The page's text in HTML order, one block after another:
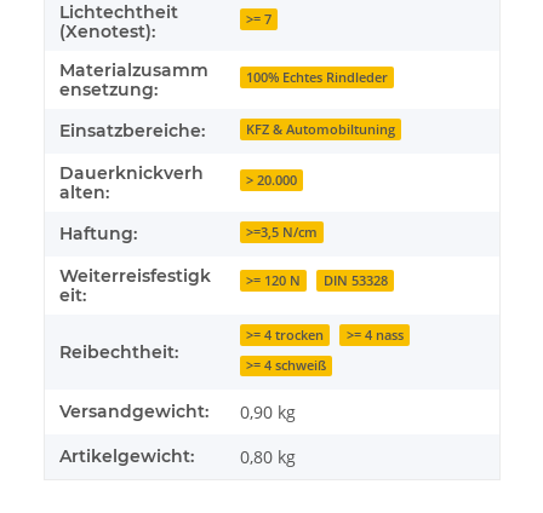
Lichtechtheit
(Xenotest):
>= 7
Materialzusamm
ensetzung:
100% Echtes Rindleder
Einsatzbereiche: KFZ & Automobiltuning
Dauerknickverh
alten:
> 20.000
Haftung: >=3,5 N/cm
Weiterreisfestigk
eit:
>= 120 N DIN 53328
Reibechtheit:
>= 4 trocken
>= 4 nass
>= 4 schweiß
Versandgewicht: 0,90 kg
Artikelgewicht: 0,80 kg